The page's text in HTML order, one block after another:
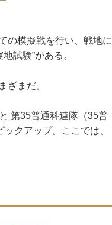
の模擬戦を行い、戦地に
試験”がある。
ざまだ。
第35普通科連隊（35普
クアップ。ここでは、